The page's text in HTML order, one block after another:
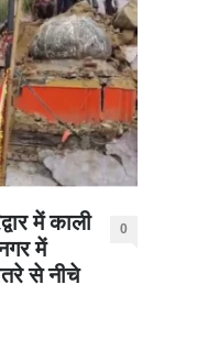
में काली
में
से नीचे
0